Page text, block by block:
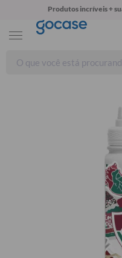
Produtos incríveis +